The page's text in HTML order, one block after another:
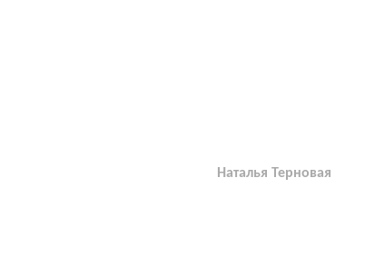
Наталья Терновая